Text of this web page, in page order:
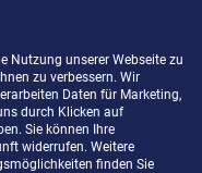
in
Nutzung unserer Webseite zu
zu verbessern. Wir
Daten für Marketing,
durch Klicken auf
Sie können Ihre
widerrufen. Weitere
finden Sie